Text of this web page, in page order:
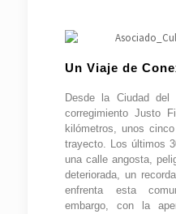
Un Viaje de
Desde la Ciudad
corregimiento Justo
kilómetros, unos
trayecto. Los últimos
una calle angosta,
deteriorada, un
enfrenta esta
embargo, con la